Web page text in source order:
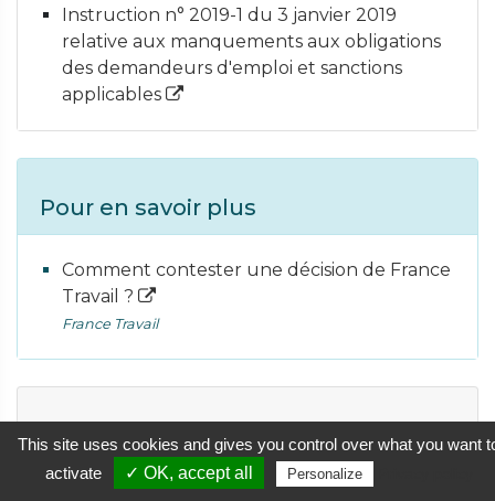
Instruction n° 2019-1 du 3 janvier 2019
relative aux manquements aux obligations
des demandeurs d'emploi et sanctions
applicables
Pour en savoir plus
Comment contester une décision de France
Travail ?
France Travail
Questions ? Réponses !
This site uses cookies and gives you control over what you want
activate
✓ OK, accept all Personalize